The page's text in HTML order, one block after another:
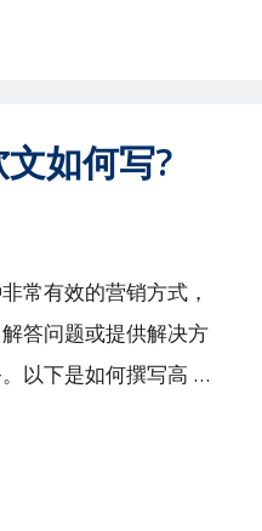
如何写?
常有效的营销方式，
答问题或提供解决方
以下是如何撰写高 …